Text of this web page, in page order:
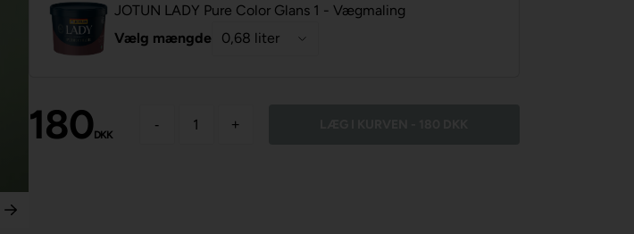
JOTUN LADY Pure Color Glans 1 - Vægmaling
Vælg mængde
180DKK
- +